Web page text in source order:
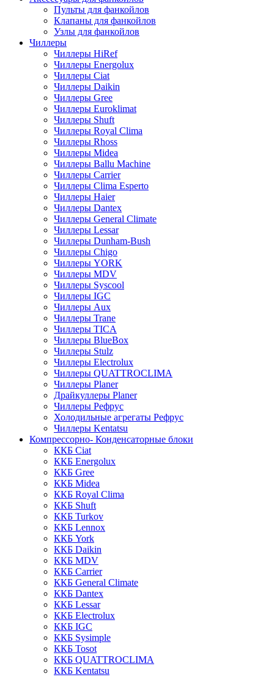
Пульты для фанкойлов
Клапаны для фанкойлов
Узлы для фанкойлов
Чиллеры
Чиллеры HiRef
Чиллеры Energolux
Чиллеры Ciat
Чиллеры Daikin
Чиллеры Gree
Чиллеры Euroklimat
Чиллеры Shuft
Чиллеры Royal Clima
Чиллеры Rhoss
Чиллеры Midea
Чиллеры Ballu Machine
Чиллеры Carrier
Чиллеры Clima Esperto
Чиллеры Haier
Чиллеры Dantex
Чиллеры General Climate
Чиллеры Lessar
Чиллеры Dunham-Bush
Чиллеры Chigo
Чиллеры YORK
Чиллеры MDV
Чиллеры Syscool
Чиллеры IGC
Чиллеры Aux
Чиллеры Trane
Чиллеры TICA
Чиллеры BlueBox
Чиллеры Stulz
Чиллеры Electrolux
Чиллеры QUATTROCLIMA
Чиллеры Planer
Драйкуллеры Planer
Чиллеры Рефрус
Холодильные агрегаты Рефрус
Чиллеры Kentatsu
Компрессорно- Конденсаторные блоки
ККБ Ciat
ККБ Energolux
ККБ Gree
ККБ Midea
ККБ Royal Clima
ККБ Shuft
ККБ Turkov
ККБ Lennox
ККБ York
ККБ Daikin
ККБ MDV
ККБ Carrier
ККБ General Climate
ККБ Dantex
ККБ Lessar
ККБ Electrolux
ККБ IGC
ККБ Sysimple
ККБ Tosot
ККБ QUATTROCLIMA
ККБ Kentatsu